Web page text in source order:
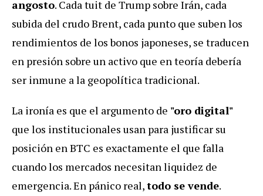
angosto. Cada tuit de Trump sobre Irán, cada
subida del crudo Brent, cada punto que suben los
rendimientos de los bonos japoneses, se traducen
en presión sobre un activo que en teoría debería
ser inmune a la geopolítica tradicional.
La ironía es que el argumento de "oro digital"
que los institucionales usan para justificar su
posición en BTC es exactamente el que falla
cuando los mercados necesitan liquidez de
emergencia. En pánico real,todo se vende.